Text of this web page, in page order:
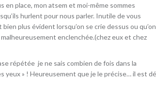
place, mon atsem et moi-même sommes
hurlent pour nous parler. Inutile de vous
plus évident lorsqu’on se crie dessus ou qu’on
enclenchée.(chez eux et chez
répétée je ne sais combien de fois dans la
yeux » ! Heureusement que je le précise… il est